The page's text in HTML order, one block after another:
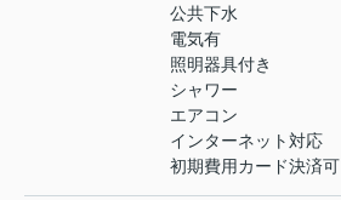
公共下水
電気有
照明器具付き
シャワー
エアコン
インターネット対応
初期費用カード決済可